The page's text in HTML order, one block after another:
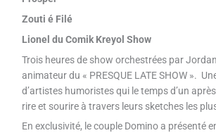
Zouti é Filé
Lionel du Comik Kreyol Show
Trois heures de show orchestrées par
animateur du « PRESQUE LATE SHOW ».
d’artistes humoristes qui le temps d’un
rire et sourire à travers leurs sketches les
En exclusivité, le couple Domino a présenté